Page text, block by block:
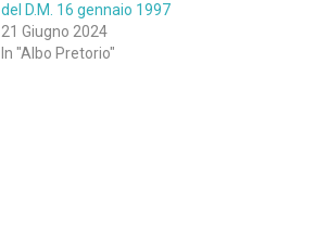
del D.M. 16 gennaio 1997
21 Giugno 2024
In "Albo Pretorio"